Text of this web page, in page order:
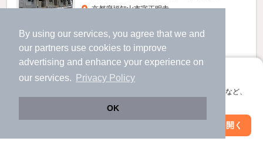
By using our services, you agree that we and
our partners use cookies to improve
advertising and enhance your experience on
our services.
Privacy Policy
OK
アプリに切り替えて、サクサクお部屋探し
会員登録なしですぐ使える。マップ検索やお気に入り保存など、
アプリを開く
京都府福知山市字正明寺
駐車場あり
6.6万円
礼 96,000円
2階 / 2LDK / 58.63㎡
絞り込み条件を変更